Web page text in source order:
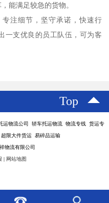
能满足较急的货物。
注细节，坚守承诺，快速行
一支优良的员工队伍，可为客
Top
运物流公司 轿车托运物流 物流专线 货运专
限大件货运 易碎品运输
物流有限公司
网站地图